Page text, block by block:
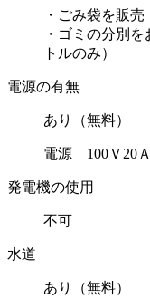
・ごみ袋を販
・ゴミの分別
トルのみ）
電源の有無
あり（無料）
電源 100Ｖ20Ａ
発電機の使用
不可
水道
あり（無料）